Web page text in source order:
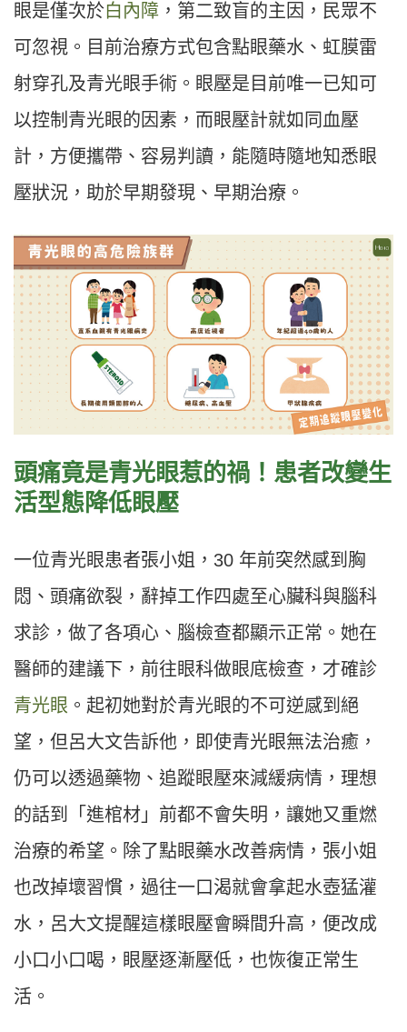
眼是僅次於白內障 ，第二致盲的主因，民眾不
可忽視。目前治療方式包含點眼藥水、虹膜雷
射穿孔及青光眼手術。眼壓是目前唯一已知可
以控制青光眼的因素，而眼壓計就如同血壓
計，方便攜帶、容易判讀，能隨時隨地知悉眼
壓狀況，助於早期發現、早期治療。
頭痛竟是青光眼惹的禍！患者改變生
活型態降低眼壓
一位青光眼患者張小姐，30 年前突然感到胸
悶、頭痛欲裂，辭掉工作四處至心臟科與腦科
求診，做了各項心、腦檢查都顯示正常。她在
醫師的建議下，前往眼科做眼底檢查，才確診
青光眼 。起初她對於青光眼的不可逆感到絕
望，但呂大文告訴他，即使青光眼無法治癒，
仍可以透過藥物、追蹤眼壓來減緩病情，理想
的話到「進棺材」前都不會失明，讓她又重燃
治療的希望。除了點眼藥水改善病情，張小姐
也改掉壞習慣，過往一口渴就會拿起水壺猛灌
水，呂大文提醒這樣眼壓會瞬間升高，便改成
小口小口喝，眼壓逐漸壓低，也恢復正常生
活。